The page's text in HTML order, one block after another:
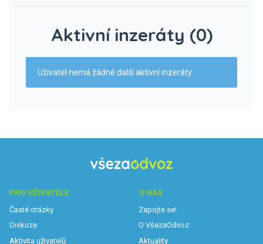
Aktivní inzeráty (0)
Uživatel nemá žádné další aktivní inzeráty.
PRO UŽIVATELE
Časté otázky
Diskuze
Aktivita uživatelů
O NÁS
Zapojte se!
O VšezaOdvoz
Aktuality